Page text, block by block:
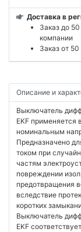
Доставка в
Заказ до
компании
Заказ от
Описание и
Выключатель
EKF применяется
номинальным
Предназначено
током при
частям
повреждении
предотвращения
вследствие
коротких
Выключатель
EKF